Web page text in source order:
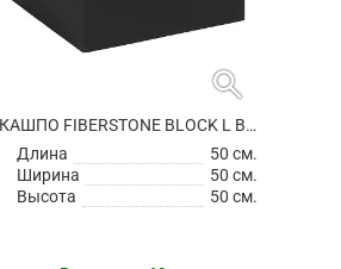
search
КАШПО FIBERSTONE BLOCK L BLACK
Длина
50 см.
Ширина
50 см.
Высота
50 см.